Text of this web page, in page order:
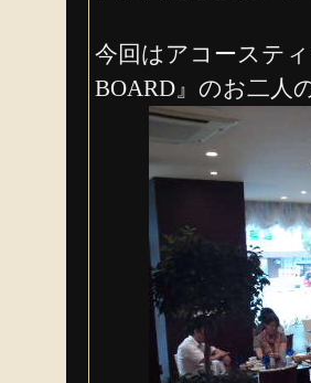
今回はアコーステ
BOARD』のお二人